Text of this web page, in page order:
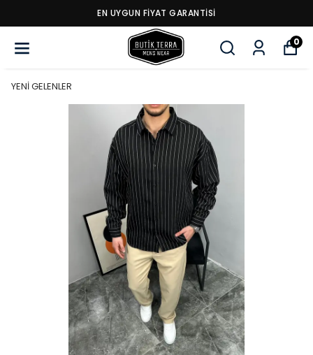
EN UYGUN FİYAT GARANTİSİ
0
YENİ GELENLER